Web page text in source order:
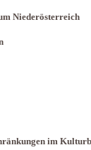
Niederösterreich
im